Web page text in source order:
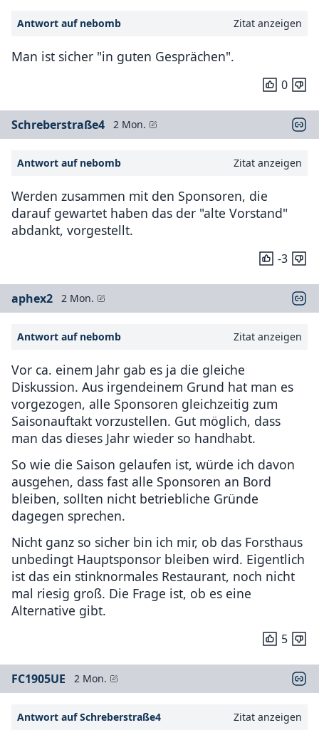
Antwort auf nebomb Zitat anzeigen
Man ist sicher "in guten Gesprächen".
0
Schreberstraße4 2 Mon.
Antwort auf nebomb Zitat anzeigen
Werden zusammen mit den Sponsoren, die
darauf gewartet haben das der "alte Vorstand"
abdankt, vorgestellt.
-3
aphex2 2 Mon.
Antwort auf nebomb Zitat anzeigen
Vor ca. einem Jahr gab es ja die gleiche
Diskussion. Aus irgendeinem Grund hat man es
vorgezogen, alle Sponsoren gleichzeitig zum
Saisonauftakt vorzustellen. Gut möglich, dass
man das dieses Jahr wieder so handhabt.
So wie die Saison gelaufen ist, würde ich davon
ausgehen, dass fast alle Sponsoren an Bord
bleiben, sollten nicht betriebliche Gründe
dagegen sprechen.
Nicht ganz so sicher bin ich mir, ob das Forsthaus
unbedingt Hauptsponsor bleiben wird. Eigentlich
ist das ein stinknormales Restaurant, noch nicht
mal riesig groß. Die Frage ist, ob es eine
Alternative gibt.
5
FC1905UE 2 Mon.
Antwort auf Schreberstraße4 Zitat anzeigen